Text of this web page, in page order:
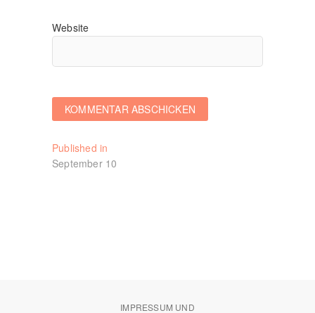
Website
Beitragsnavigation
Published in
September 10
IMPRESSUM UND